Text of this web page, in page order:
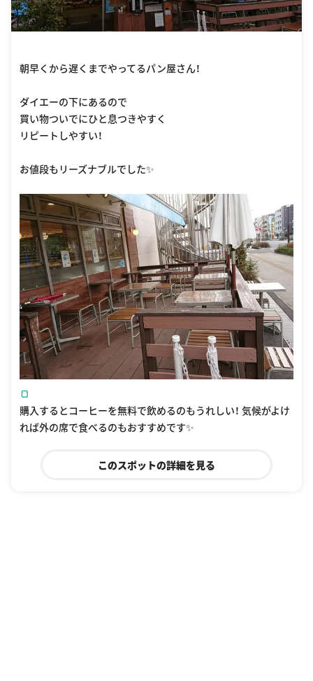
朝早くから遅くまでやってるパン屋さん！
ダイエーの下にあるので
買い物ついでにひと息つきやすく
リピートしやすい！
🍞
購入するとコーヒーを無料で飲めるのもうれしい！ 気候がよけ
れば外の席で食べるのもおすすめです✨
このスポットの詳細を見る